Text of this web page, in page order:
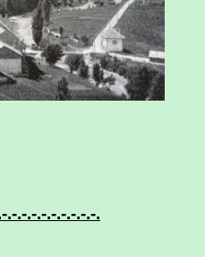
.-.-.-.-.-.-.-.-.-.